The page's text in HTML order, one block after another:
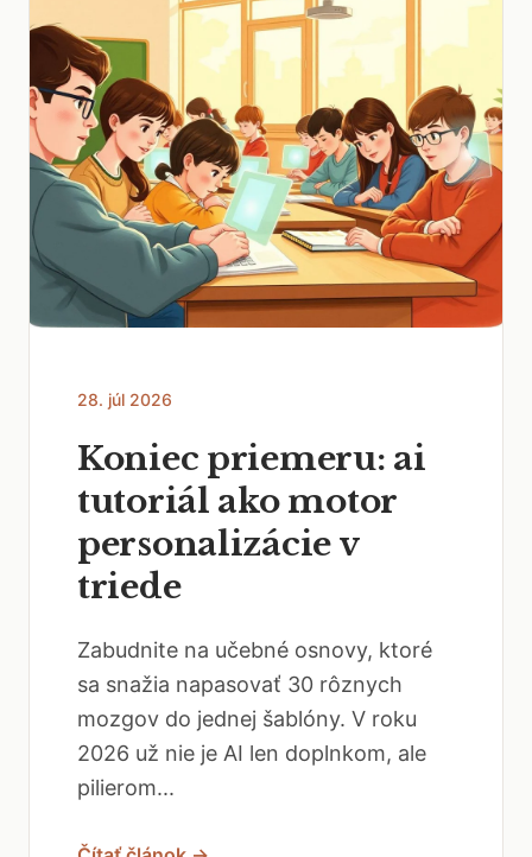
28. júl 2026
Koniec priemeru: ai
tutoriál ako motor
personalizácie v
triede
Zabudnite na učebné osnovy, ktoré
sa snažia napasovať 30 rôznych
mozgov do jednej šablóny. V roku
2026 už nie je AI len doplnkom, ale
pilierom...